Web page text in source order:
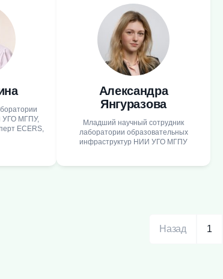
УГО МГПУ,
ECERS,
Александра
Янгуразова
Младший научный сотрудник
лаборатории образовательных
инфраструктур НИИ УГО МГПУ
Назад 1